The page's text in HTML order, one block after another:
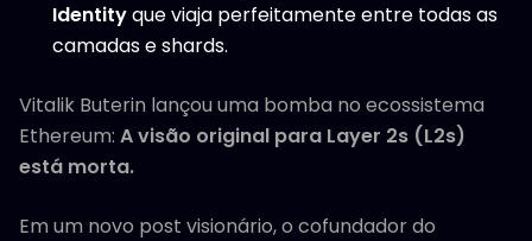
Identityque viaja perfeitamente entre todas as
camadas e shards.
Vitalik Buterin lançou uma bomba no ecossistema
Ethereum: A visão original para Layer 2s (L2s)
está morta.
Em um novo post visionário, o cofundador do